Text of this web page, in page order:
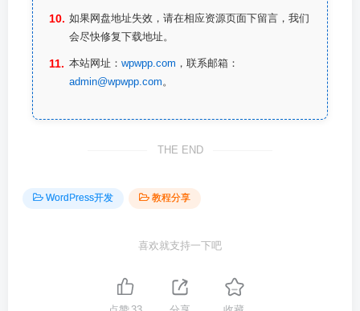
如果网盘地址失效，请在相应资源页面下留言，我们
会尽快修复下载地址。
本站网址： wpwpp.com ，联系邮箱：
admin@wpwpp.com 。
THE END
WordPress开发 教程分享
喜欢就支持一下吧